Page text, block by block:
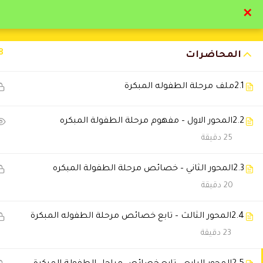
المحاضرات
2.1ملف مرحلة الطفوله المبكرة
2.2المحور الاول – مفهوم مرحلة الطفولة المبكره
25 دقيقة
2.3المحور الثاني – خصائص مرحلة الطفولة المبكره
20 دقيقة
2.4المحور الثالث – تابع خصائص مرحلة الطفوله المبكرة
23 دقيقة
التعليقات
Hossam Khaled 2024-09-22 5:43 م
✕